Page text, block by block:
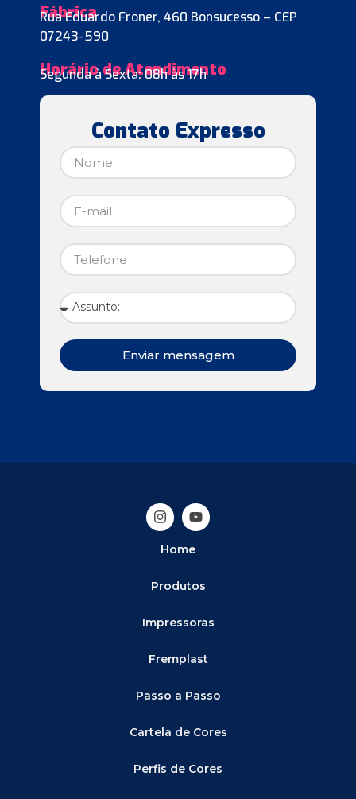
Fábrica
Rua Eduardo Froner, 460 Bonsucesso – CEP
07243-590
Horário de Atendimento
Segunda à Sexta: 08h às 17h
Contato Expresso
Enviar mensagem
Home
Produtos
Impressoras
Fremplast
Passo a Passo
Cartela de Cores
Perfis de Cores